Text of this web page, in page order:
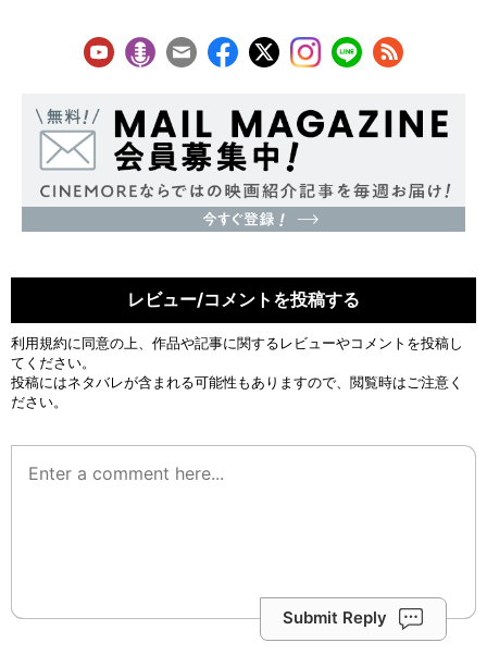
レビュー/コメントを投稿する
利用規約に同意の上、作品や記事に関するレビューやコメントを投稿し
てください。
投稿にはネタバレが含まれる可能性もありますので、閲覧時はご注意く
ださい。
Submit Reply